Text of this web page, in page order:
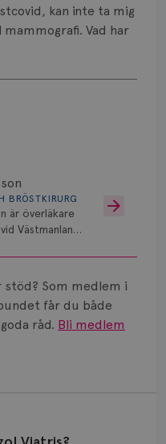
kan inte ta mig
Vad har
BRÖSTKIRURG
är överläkare
Västmanlands
stöd? Som medlem i
får du både
råd. Bli medlem